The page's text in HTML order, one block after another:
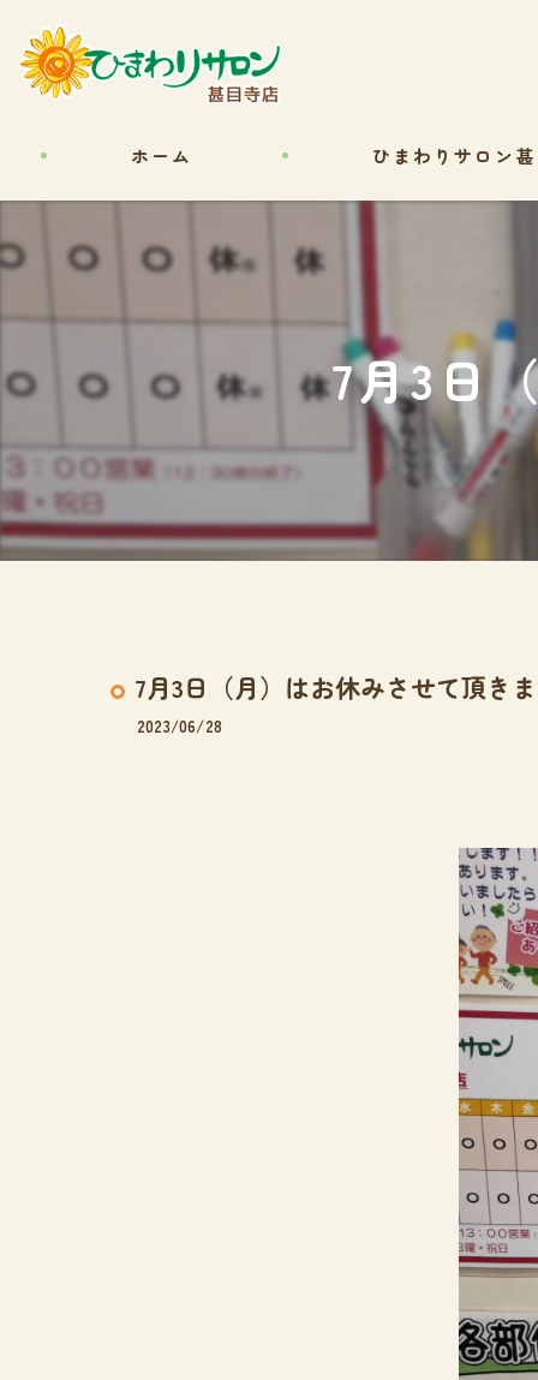
ホーム ひまわりサロン
7月3日
7月3日（月）はお休みさせて頂きま
2023/06/28